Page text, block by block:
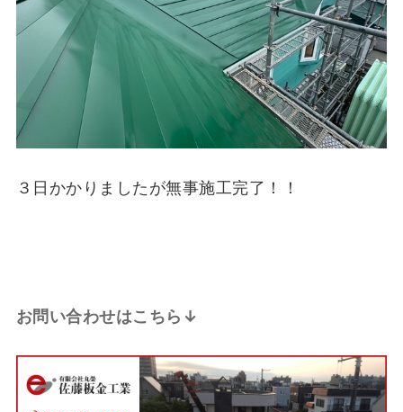
３日かかりましたが無事施工完了！！
お問い合わせはこちら↓